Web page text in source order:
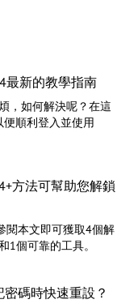
最新的教學指南
，如何解決呢？在這
順利登入並使用
方法可幫助您解鎖
閱本文即可獲取4個解
1個可靠的工具。
碼時快速重設？